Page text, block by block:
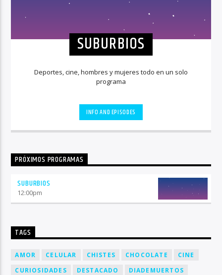
SUBURBIOS
Deportes, cine, hombres y mujeres todo en un solo
programa
INFO AND EPISODES
PRÓXIMOS PROGRAMAS
SUBURBIOS
12:00pm
TAGS
AMOR CELULAR CHISTES CHOCOLATE
CINE
CURIOSIDADES
DESTACADO
DIADEMUERTOS